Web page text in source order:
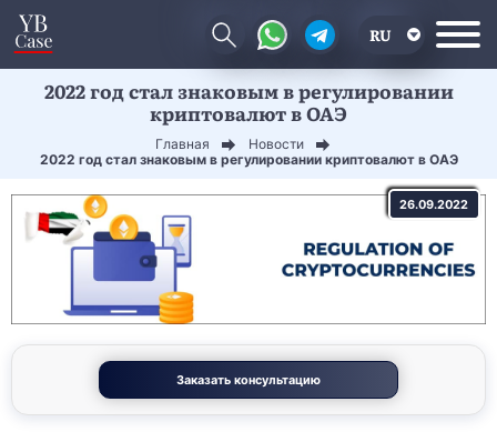
RU
EN
2022 год стал знаковым в регулировании
криптовалют в ОАЭ
Главная
Новости
2022 год стал знаковым в регулировании криптовалют в ОАЭ
26.09.2022
Заказать консультацию